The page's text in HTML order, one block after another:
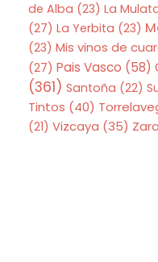
de Alba (23) La
(27) La Yerbita (23)
(23) Mis vinos de
(27) Pais Vasco (58)
(361) Santoña (22)
Tintos (40)
(21) Vizcaya (35)